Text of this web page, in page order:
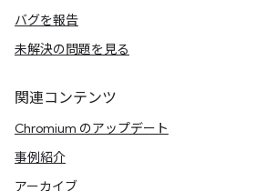
バグを報告
未解決の問題を見る
関連コンテンツ
Chromium のアップデート
事例紹介
アーカイブ